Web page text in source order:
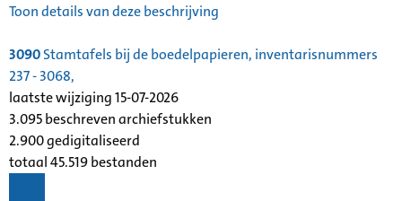
Toon details van deze beschrijving
3090Stamtafels bij de boedelpapieren, inventarisnummers
237 - 3068,
laatste wijziging 15-07-2026
3.095 beschreven archiefstukken
2.900 gedigitaliseerd
totaal 45.519 bestanden